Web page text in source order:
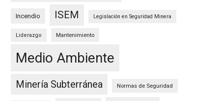
Incendio ISEM Legislación en Seguridad Minera
Liderazgo Mantenimiento
Medio Ambiente
Minería Subterránea Normas de Seguridad